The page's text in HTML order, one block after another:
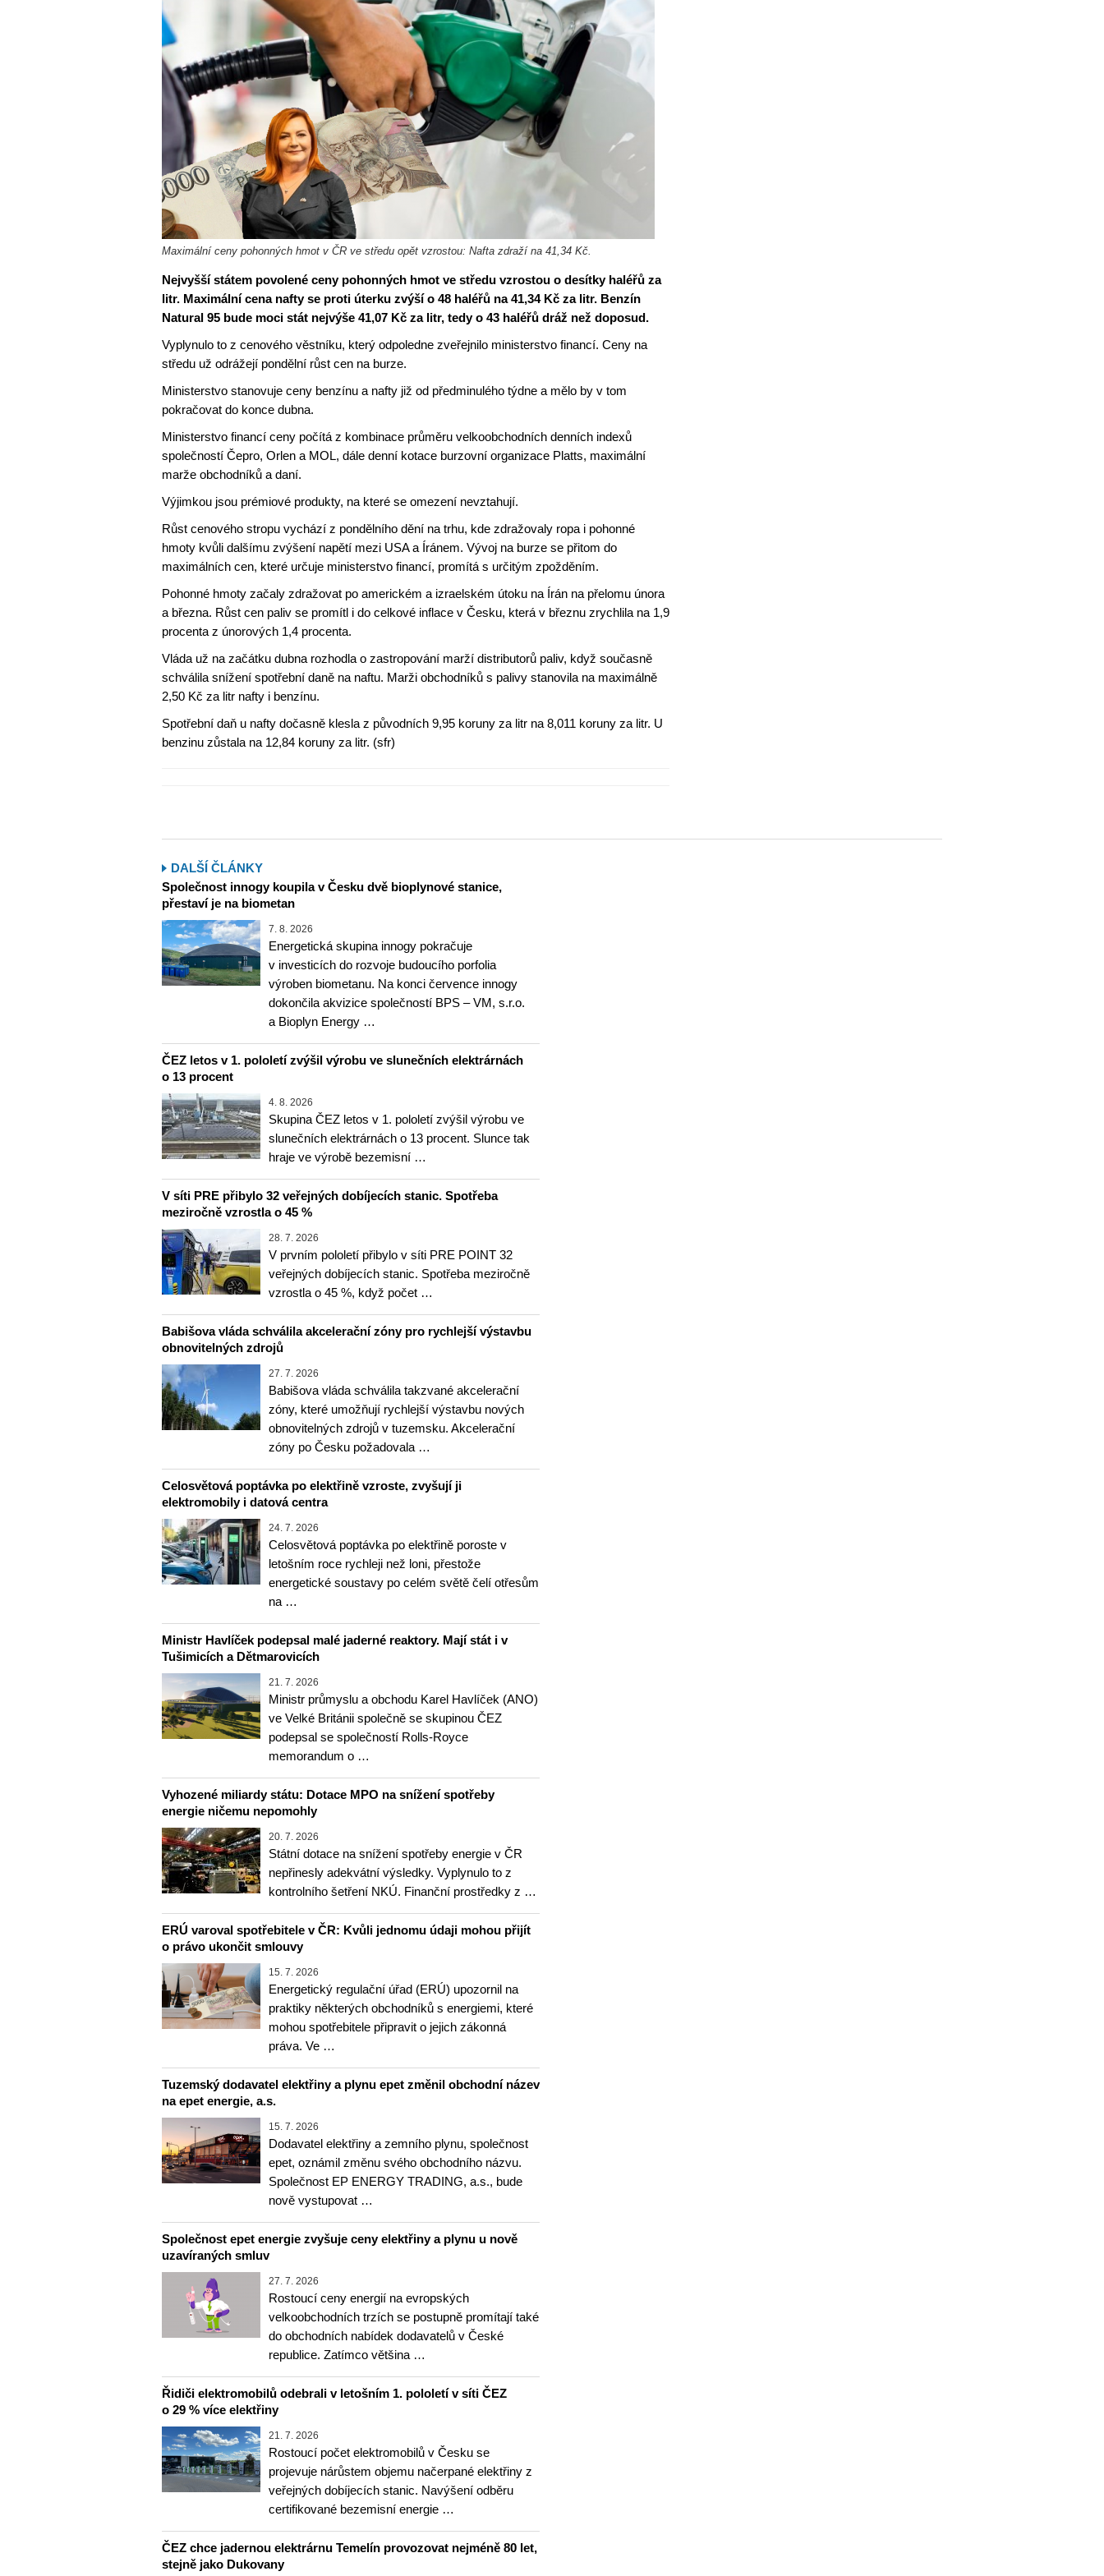
Maximální ceny pohonných hmot v ČR ve středu opět vzrostou: Nafta zdraží na 41,34 Kč.
Nejvyšší státem povolené ceny pohonných hmot ve středu vzrostou o desítky haléřů za
litr. Maximální cena nafty se proti úterku zvýší o 48 haléřů na 41,34 Kč za litr. Benzín
Natural 95 bude moci stát nejvýše 41,07 Kč za litr, tedy o 43 haléřů dráž než doposud.
Vyplynulo to z cenového věstníku, který odpoledne zveřejnilo ministerstvo financí. Ceny na
středu už odrážejí pondělní růst cen na burze.
Ministerstvo stanovuje ceny benzínu a nafty již od předminulého týdne a mělo by v tom
pokračovat do konce dubna.
Ministerstvo financí ceny počítá z kombinace průměru velkoobchodních denních indexů
společností Čepro, Orlen a MOL, dále denní kotace burzovní organizace Platts, maximální
marže obchodníků a daní.
Výjimkou jsou prémiové produkty, na které se omezení nevztahují.
Růst cenového stropu vychází z pondělního dění na trhu, kde zdražovaly ropa i pohonné
hmoty kvůli dalšímu zvýšení napětí mezi USA a Íránem. Vývoj na burze se přitom do
maximálních cen, které určuje ministerstvo financí, promítá s určitým zpožděním.
Pohonné hmoty začaly zdražovat po americkém a izraelském útoku na Írán na přelomu února
a března. Růst cen paliv se promítl i do celkové inflace v Česku, která v březnu zrychlila na 1,9
procenta z únorových 1,4 procenta.
Vláda už na začátku dubna rozhodla o zastropování marží distributorů paliv, když současně
schválila snížení spotřební daně na naftu. Marži obchodníků s palivy stanovila na maximálně
2,50 Kč za litr nafty i benzínu.
Spotřební daň u nafty dočasně klesla z původních 9,95 koruny za litr na 8,011 koruny za litr. U
benzinu zůstala na 12,84 koruny za litr. (sfr)
DALŠÍ ČLÁNKY
Společnost innogy koupila v Česku dvě bioplynové stanice,
přestaví je na biometan
7. 8. 2026
Energetická skupina innogy pokračuje
v investicích do rozvoje budoucího porfolia
výroben biometanu. Na konci července innogy
dokončila akvizice společností BPS – VM, s.r.o.
a Bioplyn Energy …
ČEZ letos v 1. pololetí zvýšil výrobu ve slunečních elektrárnách
o 13 procent
4. 8. 2026
Skupina ČEZ letos v 1. pololetí zvýšil výrobu ve
slunečních elektrárnách o 13 procent. Slunce tak
hraje ve výrobě bezemisní …
V síti PRE přibylo 32 veřejných dobíjecích stanic. Spotřeba
meziročně vzrostla o 45 %
28. 7. 2026
V prvním pololetí přibylo v síti PRE POINT 32
veřejných dobíjecích stanic. Spotřeba meziročně
vzrostla o 45 %, když počet …
Babišova vláda schválila akcelerační zóny pro rychlejší výstavbu
obnovitelných zdrojů
27. 7. 2026
Babišova vláda schválila takzvané akcelerační
zóny, které umožňují rychlejší výstavbu nových
obnovitelných zdrojů v tuzemsku. Akcelerační
zóny po Česku požadovala …
Celosvětová poptávka po elektřině vzroste, zvyšují ji
elektromobily i datová centra
24. 7. 2026
Celosvětová poptávka po elektřině poroste v
letošním roce rychleji než loni, přestože
energetické soustavy po celém světě čelí otřesům
na …
Ministr Havlíček podepsal malé jaderné reaktory. Mají stát i v
Tušimicích a Dětmarovicích
21. 7. 2026
Ministr průmyslu a obchodu Karel Havlíček (ANO)
ve Velké Británii společně se skupinou ČEZ
podepsal se společností Rolls-Royce
memorandum o …
Vyhozené miliardy státu: Dotace MPO na snížení spotřeby
energie ničemu nepomohly
20. 7. 2026
Státní dotace na snížení spotřeby energie v ČR
nepřinesly adekvátní výsledky. Vyplynulo to z
kontrolního šetření NKÚ. Finanční prostředky z …
ERÚ varoval spotřebitele v ČR: Kvůli jednomu údaji mohou přijít
o právo ukončit smlouvy
15. 7. 2026
Energetický regulační úřad (ERÚ) upozornil na
praktiky některých obchodníků s energiemi, které
mohou spotřebitele připravit o jejich zákonná
práva. Ve …
Tuzemský dodavatel elektřiny a plynu epet změnil obchodní název
na epet energie, a.s.
15. 7. 2026
Dodavatel elektřiny a zemního plynu, společnost
epet, oznámil změnu svého obchodního názvu.
Společnost EP ENERGY TRADING, a.s., bude
nově vystupovat …
Společnost epet energie zvyšuje ceny elektřiny a plynu u nově
uzavíraných smluv
27. 7. 2026
Rostoucí ceny energií na evropských
velkoobchodních trzích se postupně promítají také
do obchodních nabídek dodavatelů v České
republice. Zatímco většina …
Řidiči elektromobilů odebrali v letošním 1. pololetí v síti ČEZ
o 29 % více elektřiny
21. 7. 2026
Rostoucí počet elektromobilů v Česku se
projevuje nárůstem objemu načerpané elektřiny z
veřejných dobíjecích stanic. Navýšení odběru
certifikované bezemisní energie …
ČEZ chce jadernou elektrárnu Temelín provozovat nejméně 80 let,
stejně jako Dukovany